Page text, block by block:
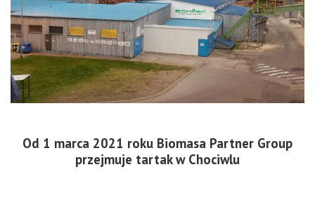
Od 1 marca 2021 roku Biomasa Partner Group
przejmuje tartak w Chociwlu